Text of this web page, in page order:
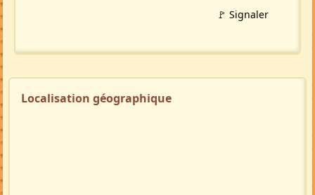
🚩 Signaler
Localisation géographique